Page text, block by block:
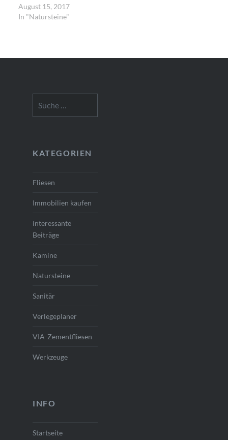
August 15, 2017
In "Natursteine"
nach:
KATEGORIEN
Fliesen
Immobilien kaufen
interessante
Beiträge
Kamine
Natursteine
Sanitär
Verlegeplaner
VIA-Zementfliesen
Werkzeuge
INFO
Startseite